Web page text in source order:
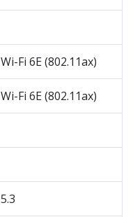
Wi-Fi 6E (802.11ax)
Wi-Fi 6E (802.11ax)
5.3